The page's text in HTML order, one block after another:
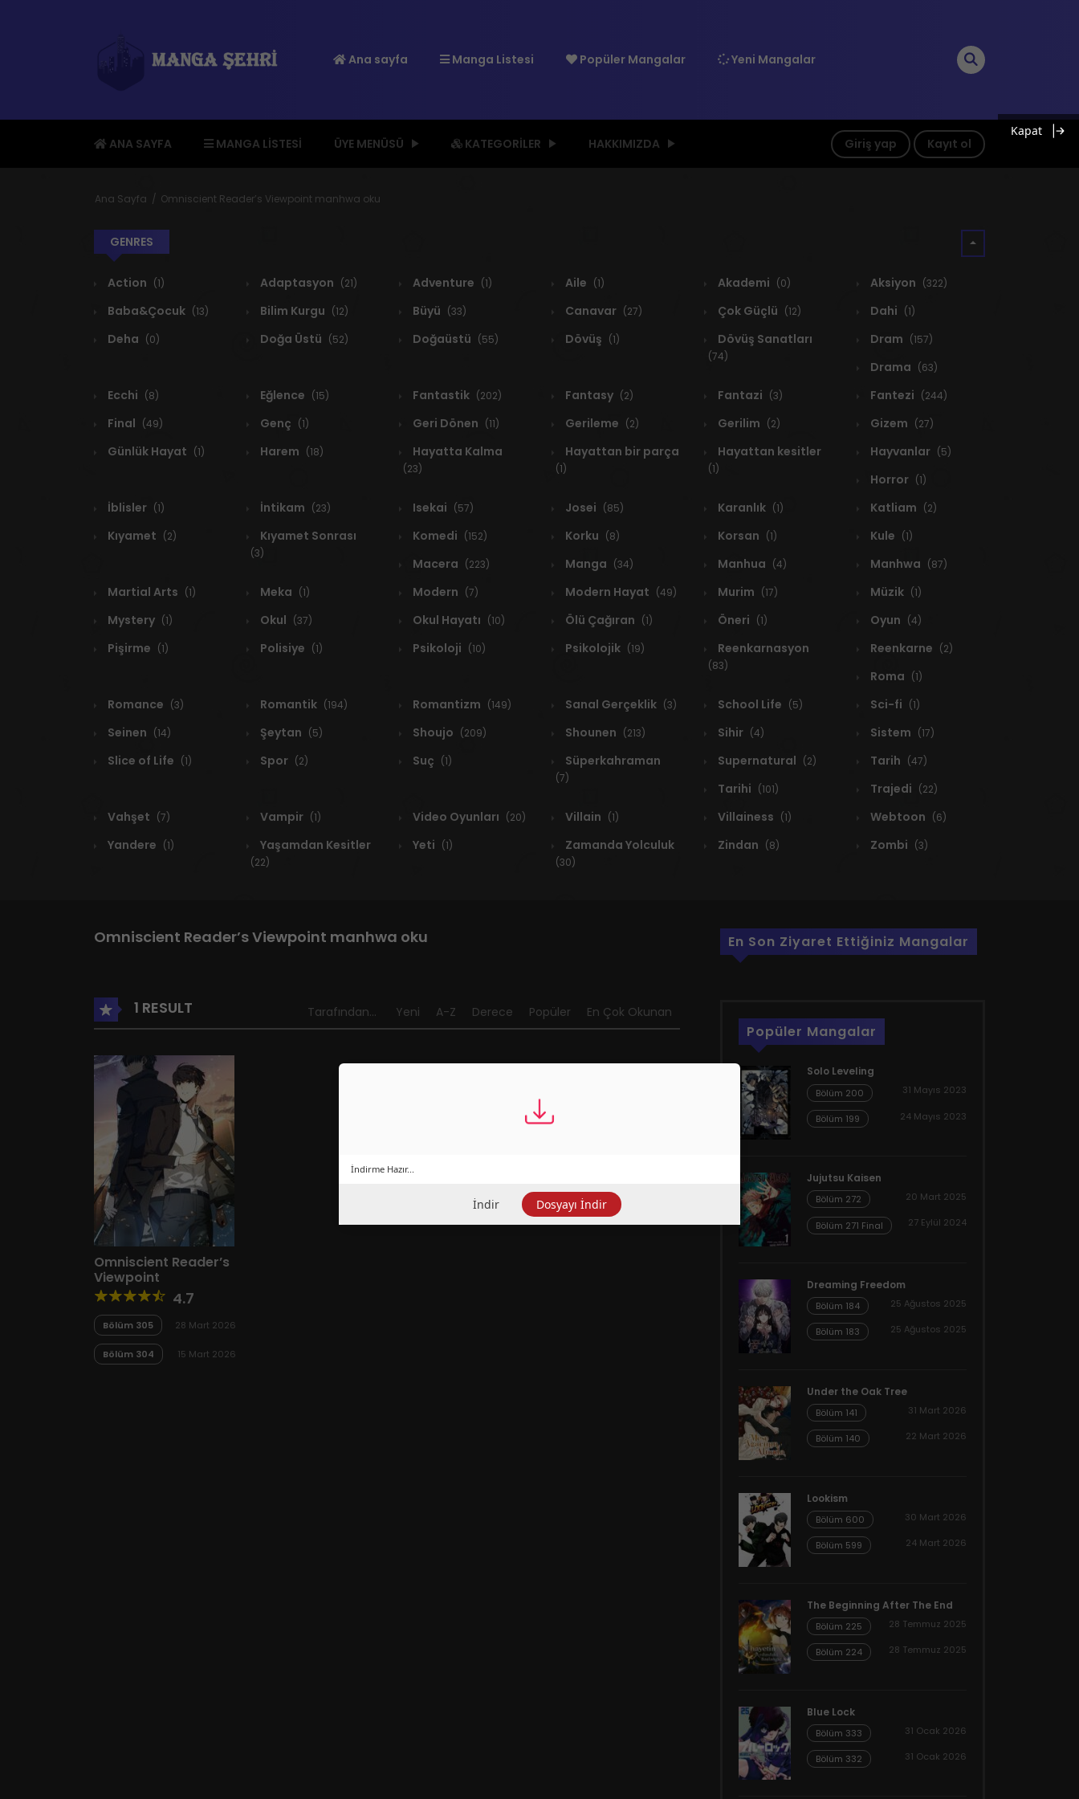
Ana sayfa Manga Listesi Popüler Mangalar Yeni Mangalar
ANA SAYFA MANGA LISTESI ÜYE MENÜSÜ KATEGORILER HAKKIMIZDA Giriş yap Kayıt ol
Ana Sayfa Omniscient Reader’s Viewpoint manhwa oku
GENRES
Action (1) Adaptasyon (21) Adventure (1) Aile (1) Akademi (0) Aksiyon (322)
Baba&Çocuk (13) Bilim Kurgu (12) Büyü (33) Canavar (27) Çok Güçlü (12) Dahi (1)
Deha (0) Doğa Üstü (52) Doğaüstü (55) Dövüş (1) Dövüş Sanatları
(74)
Dram (157)
Drama (63)
Ecchi (8) Eğlence (15) Fantastik (202) Fantasy (2) Fantazi (3) Fantezi (244)
Final (49) Genç (1) Geri Dönen (11) Gerileme (2) Gerilim (2) Gizem (27)
Günlük Hayat (1) Harem (18) Hayatta Kalma
(23)
Hayattan bir parça
(1)
Hayattan kesitler
(1)
Hayvanlar (5)
Horror (1)
İblisler (1) İntikam (23) Isekai (57) Josei (85) Karanlık (1) Katliam (2)
Kıyamet (2) Kıyamet Sonrası
(3)
Komedi (152) Korku (8) Korsan (1) Kule (1)
Macera (223) Manga (34) Manhua (4) Manhwa (87)
Martial Arts (1) Meka (1) Modern (7) Modern Hayat (49) Murim (17) Müzik (1)
Mystery (1) Okul (37) Okul Hayatı (10) Ölü Çağıran (1) Öneri (1) Oyun (4)
Pişirme (1) Polisiye (1) Psikoloji (10) Psikolojik (19) Reenkarnasyon
(83)
Reenkarne (2)
Roma (1)
Romance (3) Romantik (194) Romantizm (149) Sanal Gerçeklik (3) School Life (5) Sci-fi (1)
Seinen (14) Şeytan (5) Shoujo (209) Shounen (213) Sihir (4) Sistem (17)
Slice of Life (1) Spor (2) Suç (1) Süperkahraman
(7)
Supernatural (2) Tarih (47)
Tarihi (101) Trajedi (22)
Vahşet (7) Vampir (1) Video Oyunları (20) Villain (1) Villainess (1) Webtoon (6)
Yandere (1) Yaşamdan Kesitler
(22)
Yeti (1) Zamanda Yolculuk
(30)
Zindan (8) Zombi (3)
Omniscient Reader’s Viewpoint manhwa oku
1 RESULT Tarafından... Yeni A-Z Derece Popüler En Çok Okunan
Omniscient Reader’s
Viewpoint
4.7
Bölüm 305 28 Mart 2026
Bölüm 304 15 Mart 2026
En Son Ziyaret Ettiğiniz Mangalar
Popüler Mangalar
Solo Leveling
Bölüm 200 31 Mayıs 2023
Bölüm 199 24 Mayıs 2023
Jujutsu Kaisen
Bölüm 272 20 Mart 2025
Bölüm 271 Final 27 Eylül 2024
Dreaming Freedom
Bölüm 184 25 Ağustos 2025
Bölüm 183 25 Ağustos 2025
Under the Oak Tree
Bölüm 141 31 Mart 2026
Bölüm 140 22 Mart 2026
Lookism
Bölüm 600 30 Mart 2026
Bölüm 599 24 Mart 2026
The Beginning After The End
Bölüm 225 28 Temmuz 2025
Bölüm 224 28 Temmuz 2025
Blue Lock
Bölüm 333 31 Ocak 2026
Bölüm 332 31 Ocak 2026
İndirme Hazır...
İndir Dosyayı İndir
Kapat